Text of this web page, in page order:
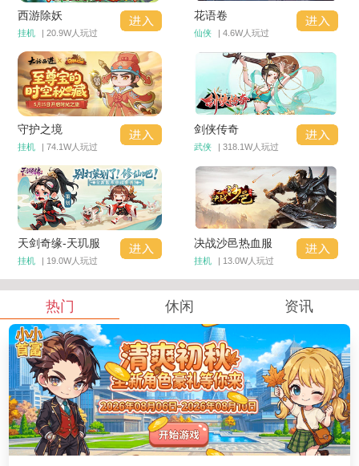
西游除妖
挂机 | 20.9W人玩过
花语卷
仙侠 | 4.6W人玩过
守护之境
挂机 | 74.1W人玩过
剑侠传奇
武侠 | 318.1W人玩过
天剑奇缘-天玑服
挂机 | 19.0W人玩过
决战沙邑热血服
挂机 | 13.0W人玩过
热门 休闲 资讯